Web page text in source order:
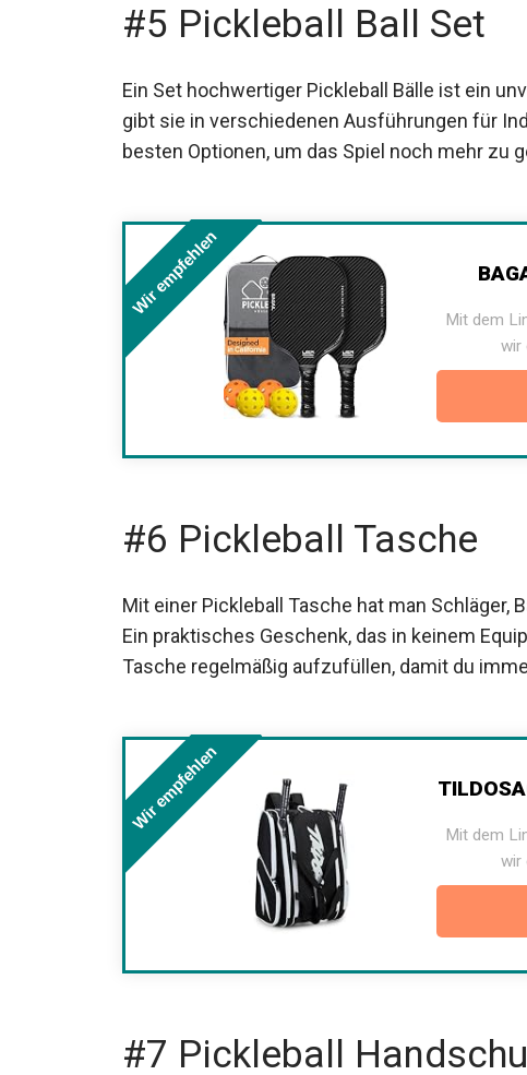
#5 Pickleball Ball Set
Ein Set hochwertiger Pickleball Bälle ist ein
gibt sie in verschiedenen Ausführungen für
besten Optionen, um das Spiel noch mehr zu
Wir empfehlen
Mit dem
wir
#6 Pickleball Tasche
Mit einer Pickleball Tasche hat man
Ein praktisches Geschenk, das in keinem
Tasche regelmäßig aufzufüllen, damit du
Wir empfehlen
Mit dem